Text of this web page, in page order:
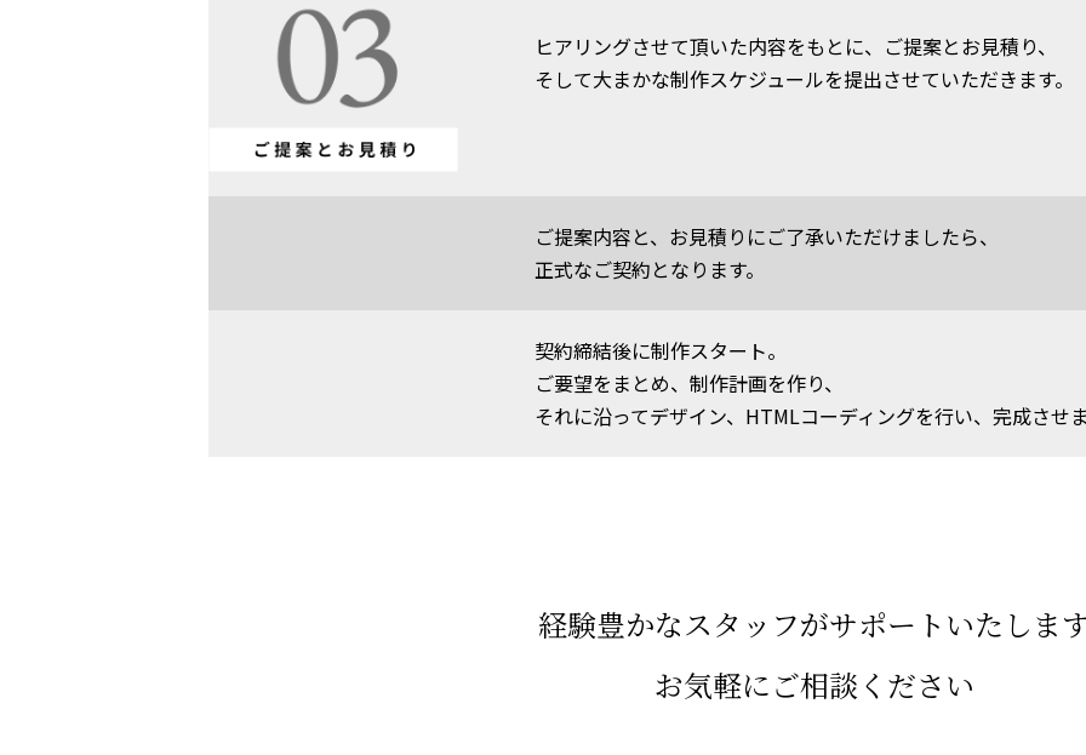
ヒアリングさせて頂いた内容をもとに、ご提案とお見積り、
そして大まかな制作スケジュールを提出させていただきます。
ご提案内容と、お見積りにご了承いただけましたら、
正式なご契約となります。
契約締結後に制作スタート。
ご要望をまとめ、制作計画を作り、
それに沿ってデザイン、HTMLコーディングを行い、完成させま
経験豊かなスタッフがサポートいたしま
お気軽にご相談ください